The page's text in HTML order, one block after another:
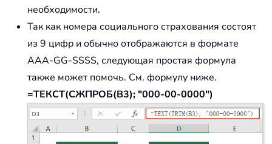
необходимости.
Так как номера социального страхования состоят
из 9 цифр и обычно отображаются в формате
AAA-GG-SSSS, следующая простая формула
также может помочь. См. формулу ниже.
=ТЕКСТ(СЖПРОБ(B3); "000-00-0000")